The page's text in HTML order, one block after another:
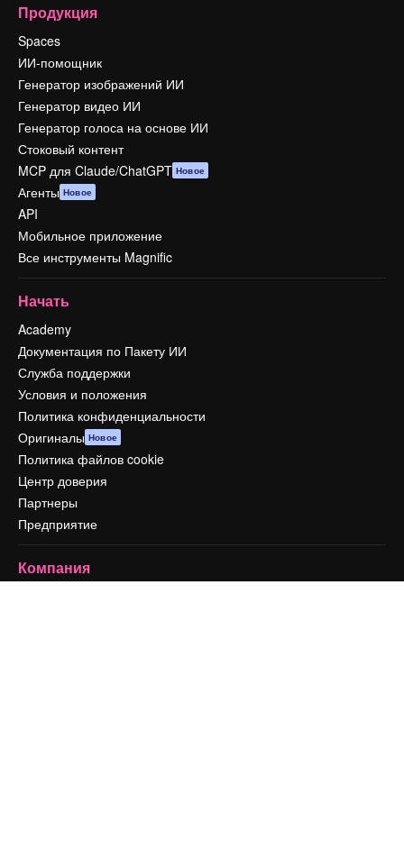
Продукция
Spaces
ИИ-помощник
Генератор изображений ИИ
Генератор видео ИИ
Генератор голоса на основе ИИ
Стоковый контент
MCP для Claude/ChatGPT Новое
Агенты Новое
API
Мобильное приложение
Все инструменты Magnific
Начать
Academy
Документация по Пакету ИИ
Служба поддержки
Условия и положения
Политика конфиденциальности
Оригиналы Новое
Политика файлов cookie
Центр доверия
Партнеры
Предприятие
Компания